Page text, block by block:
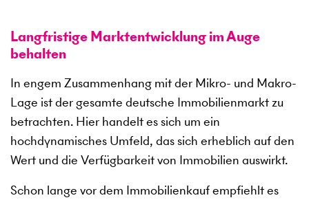
Langfristige Marktentwicklung im Auge
behalten
In engem Zusammenhang mit der Mikro- und Makro-
Lage ist der gesamte deutsche Immobilienmarkt zu
betrachten. Hier handelt es sich um ein
hochdynamisches Umfeld, das sich erheblich auf den
Wert und die Verfügbarkeit von Immobilien auswirkt.
Schon lange vor dem Immobilienkauf empfiehlt es